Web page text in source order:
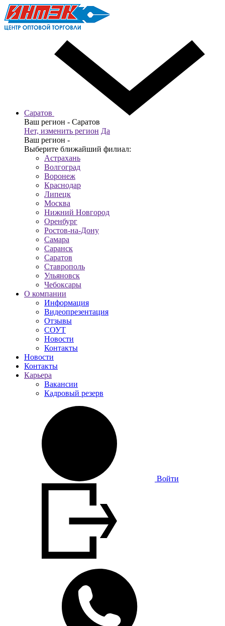
Саратов
Ваш регион - Саратов
Нет, изменить регион Да
Ваш регион -
Выберите ближайший филиал:
Астрахань
Волгоград
Воронеж
Краснодар
Липецк
Москва
Нижний Новгород
Оренбург
Ростов-на-Дону
Самара
Саранск
Саратов
Ставрополь
Ульяновск
Чебоксары
О компании
Информация
Видеопрезентация
Отзывы
СОУТ
Новости
Контакты
Новости
Контакты
Карьера
Вакансии
Кадровый резерв
Войти